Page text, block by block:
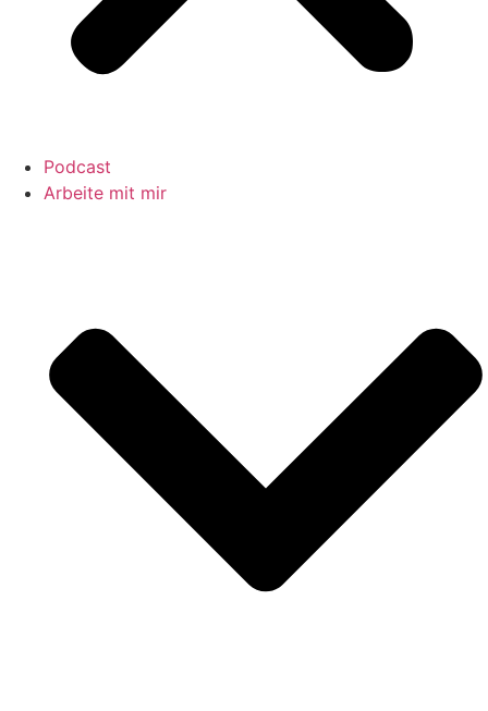
Podcast
Arbeite mit mir